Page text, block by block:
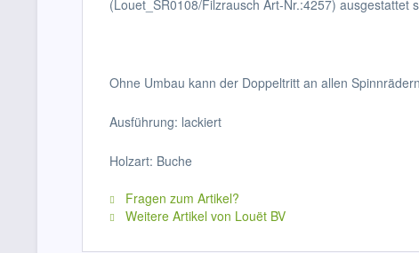
(Louet_SR0108/Filzrausch Art-Nr.:4257) ausgestattet
Ohne Umbau kann der Doppeltritt an allen
Ausführung: lackiert
Holzart: Buche
Fragen zum Artikel?
Weitere Artikel von Louët BV